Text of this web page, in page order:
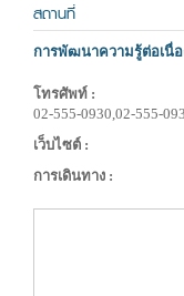
สถานที่
การพัฒนาความรู้ต่อเนื่อ
โทรศัพท์ :
02-555-0930,02-555-
เว็บไซต์ :
การเดินทาง :